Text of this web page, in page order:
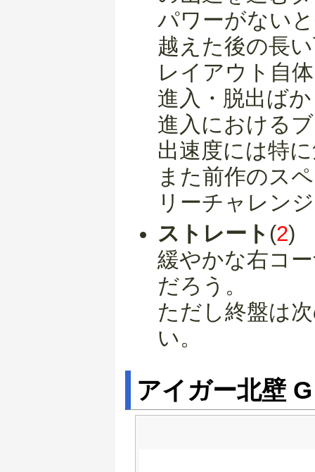
パワーがない
越えた後の長
レイアウト自
進入・脱出ば
進入における
出速度には特
また前作のス
リーチャレン
ストレート (2)
緩やかな右コ
だろう。
ただし終盤は
い。
アイガー北壁